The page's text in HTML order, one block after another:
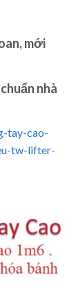
mới
nhà
tay-cao-
tw-lifter-